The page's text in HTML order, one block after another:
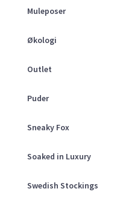
Muleposer
Økologi
Outlet
Puder
Sneaky Fox
Soaked in Luxury
Swedish Stockings